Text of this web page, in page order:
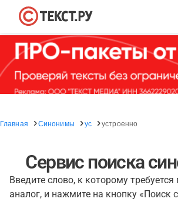
Главная Синонимы ус устроенно
Сервис поиска
Введите слово, к которому требуется
аналог, и нажмите на кнопку «Поиск